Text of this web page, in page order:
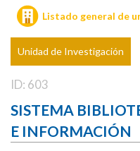
Listado general de
Unidad de Investigación
ID: 603
SISTEMA
E INFORMACIÓN